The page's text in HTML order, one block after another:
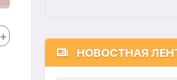
НОВОСТНАЯ